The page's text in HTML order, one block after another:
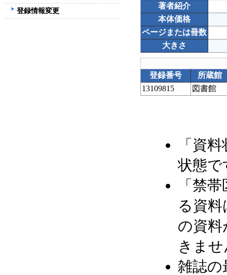
著者紹介
本体価格
ページまたは冊数
大きさ
登録番号
所蔵館
13109815
図書館
「資
状態で
「禁
る資
の資料
きま
雑誌の
登録情報変更